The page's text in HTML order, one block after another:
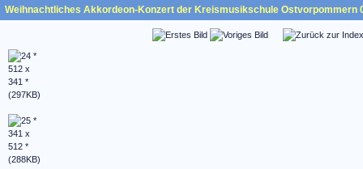
Weihnachtliches Akkordeon-Konzert der Kreismusikschule Ostvorpommern